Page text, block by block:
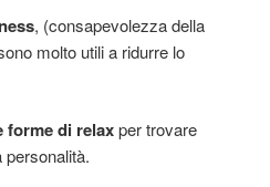
, (consapevolezza della
molto utili a ridurre lo
forme di relaxper trovare
personalità.